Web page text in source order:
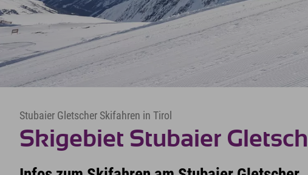
Stubaier Gletscher Skifahren in Tirol
Skigebiet Stubaier